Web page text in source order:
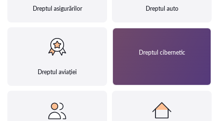
Dreptul asigurărilor Dreptul auto
Dreptul aviației
Dreptul cibernetic